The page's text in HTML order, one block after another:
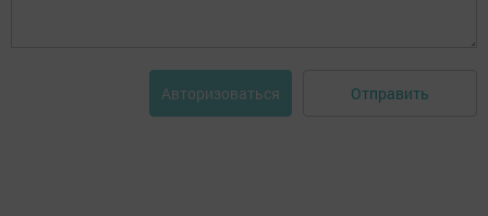
Авторизоваться Отправить